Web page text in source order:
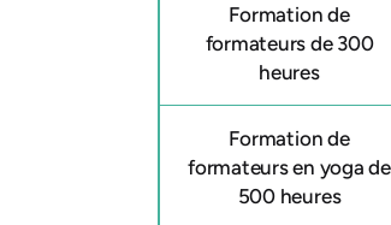
Formation de
formateurs de 300
heures
Formation de
formateurs en yoga de
500 heures